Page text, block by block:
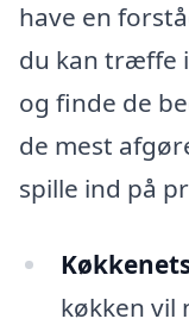
have en
du kan træffe
og finde de
de mest
spille ind på
køkken vil